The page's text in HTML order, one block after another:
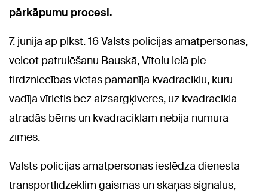
pārkāpumu procesi.
7. jūnijā ap plkst. 16 Valsts policijas amatpersonas,
veicot patrulēšanu Bauskā, Vītolu ielā pie
tirdzniecības vietas pamanīja kvadraciklu, kuru
vadīja vīrietis bez aizsargķiveres, uz kvadracikla
atradās bērns un kvadraciklam nebija numura
zīmes.
Valsts policijas amatpersonas ieslēdza dienesta
transportlīdzeklim gaismas un skaņas signālus,